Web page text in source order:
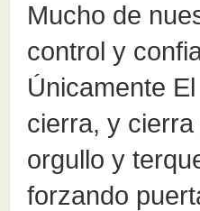
Mucho de
control y
Únicamente
cierra, y
orgullo y
forzando